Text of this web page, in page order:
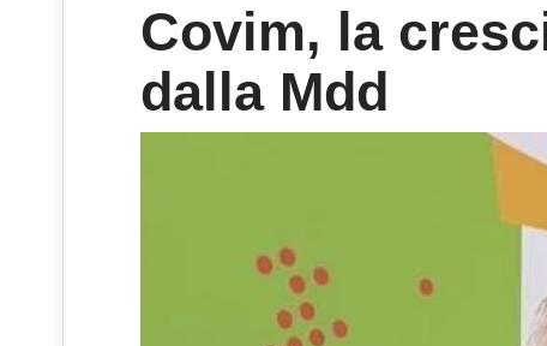
Covim, la
dalla Mdd